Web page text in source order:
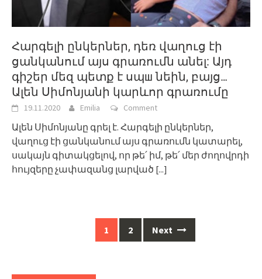
Հարգելի ընկերներ, դեռ վաղուց էի
ցանկանում այս գրառումն անել: Այդ
գիշեր մեզ պետք է սպш նեին, բայց…
Ալեն Սիմոնյանի կարևոր գրառումը
19.11.2020 Emilia Comment
Ալեն Սիմոնյանը գրել է. Հարգելի ընկերներ,
վաղուց էի ցանկանում այս գրառումն կատարել,
սակայն գիտակցելով, որ թե՛ իմ, թե՛ մեր ժողովրդի
հույզերը չափազանց լարված [...]
1 2 Next